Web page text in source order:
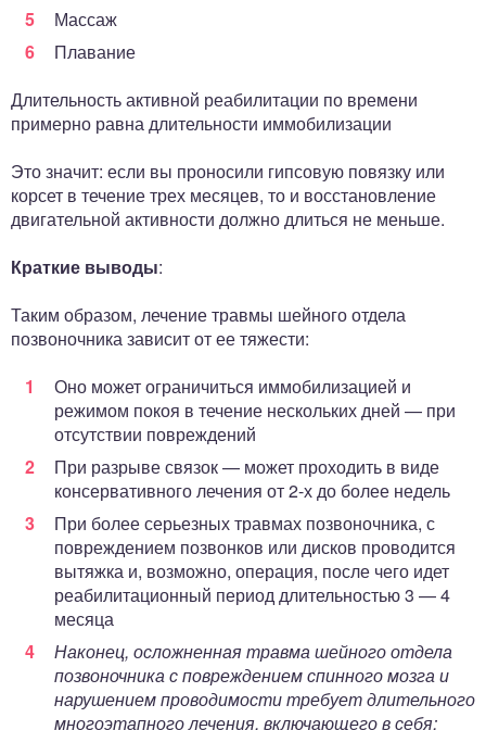
Массаж
Плавание
Длительность активной реабилитации по времени
примерно равна длительности иммобилизации
Это значит: если вы проносили гипсовую повязку или
корсет в течение трех месяцев, то и восстановление
двигательной активности должно длиться не меньше.
Краткие выводы:
Таким образом, лечение травмы шейного отдела
позвоночника зависит от ее тяжести:
Оно может ограничиться иммобилизацией и
режимом покоя в течение нескольких дней — при
отсутствии повреждений
При разрыве связок — может проходить в виде
консервативного лечения от 2-х до более недель
При более серьезных травмах позвоночника, с
повреждением позвонков или дисков проводится
вытяжка и, возможно, операция, после чего идет
реабилитационный период длительностью 3 — 4
месяца
Наконец, осложненная травма шейного отдела
позвоночника с повреждением спинного мозга и
нарушением проводимости требует длительного
многоэтапного лечения, включающего в себя: